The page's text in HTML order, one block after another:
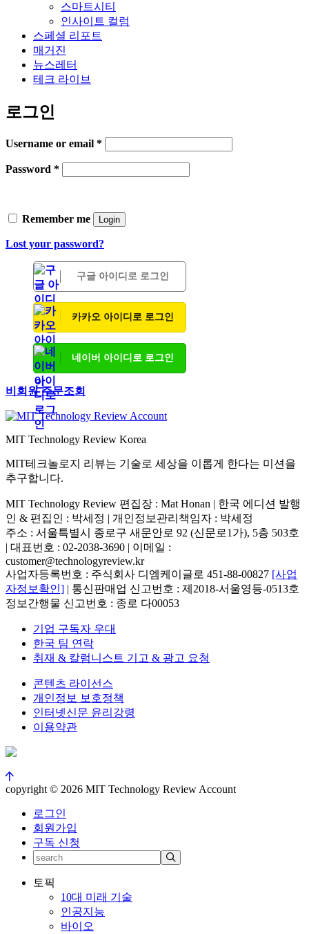
스마트시티
인사이트 컬럼
스페셜 리포트
매거진
뉴스레터
테크 라이브
로그인
Username or email *
Password *
Remember me Login
Lost your password?
구글 아이디로 로그인
카카오 아이디로 로그인
네이버 아이디로 로그인
비회원 주문조회
MIT Technology Review Korea
MIT테크놀로지 리뷰는 기술로 세상을 이롭게 한다는 미션을
추구합니다.
MIT Technology Review 편집장 : Mat Honan | 한국 에디션 발행
인 & 편집인 : 박세정 | 개인정보관리책임자 : 박세정
주소 : 서울특별시 종로구 새문안로 92 (신문로1가), 5층 503호
| 대표번호 : 02-2038-3690 | 이메일 :
customer@technologyreview.kr
사업자등록번호 : 주식회사 디엠케이글로 451-88-00827 [사업
자정보확인] | 통신판매업 신고번호 : 제2018-서울영등-0513호
정보간행물 신고번호 : 종로 다00053
기업 구독자 우대
한국 팀 연락
취재 & 칼럼니스트 기고 & 광고 요청
콘텐츠 라이선스
개인정보 보호정책
인터넷신문 윤리강령
이용약관
copyright © 2026 MIT Technology Review Account
로그인
회원가입
구독 신청
토픽
10대 미래 기술
인공지능
바이오